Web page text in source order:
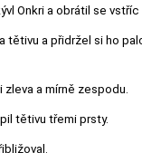
Onkri a obrátil se
tětivu a přidržel si ho
zleva a mírně zespodu.
tětivu třemi prsty.